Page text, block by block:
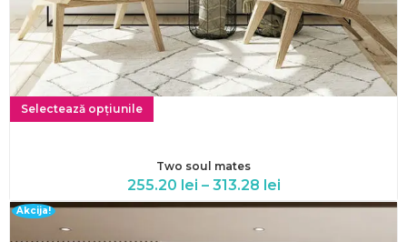
Selectează opțiunile
Two soul mates
255.20 lei – 313.28 lei
Akcija!